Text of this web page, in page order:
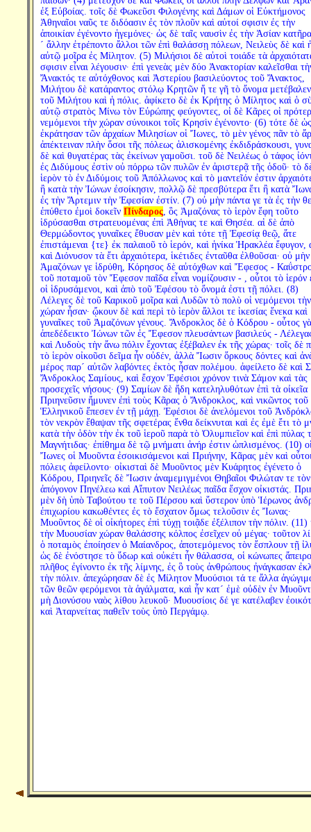
ἐξ Εὐβοίας. τοῖς δὲ Φωκεῦσι Φιλογένης καὶ Δάμων οἱ Εὐκτήμονος
Ἀθηναῖοι ναῦς τε διδόασιν ἐς τὸν πλοῦν καὶ αὐτοί σφισιν ἐς τὴν
ἀποικίαν ἐγένοντο ἡγεμόνες· ὡς δὲ ταῖς ναυσὶν ἐς τὴν Ἀσίαν
´ ἄλλην ἐτρέποντο ἄλλοι τῶν ἐπὶ θαλάσσῃ πόλεων, Νειλεὺς δὲ καὶ
αὐτῷ μοῖρα ἐς Μίλητον. (5) Μιλήσιοι δὲ αὐτοὶ τοιάδε τὰ
σφισιν εἶναι λέγουσιν· ἐπὶ γενεὰς μὲν δύο Ἀνακτορίαν καλεῖσθαι
Ἄνακτός τε αὐτόχθονος καὶ Ἀστερίου βασιλεύοντος τοῦ Ἄνακτος,
Μιλήτου δὲ κατάραντος στόλῳ Κρητῶν ἥ τε γῆ τὸ ὄνομα
τοῦ Μιλήτου καὶ ἡ πόλις. ἀφίκετο δὲ ἐκ Κρήτης ὁ Μίλητος καὶ ὁ
αὐτῷ στρατὸς Μίνω τὸν Εὐρώπης φεύγοντες, οἱ δὲ Κᾶρες οἱ
νεμόμενοι τὴν χώραν σύνοικοι τοῖς Κρησὶν ἐγένοντο· (6) τότε δὲ ὡς
ἐκράτησαν τῶν ἀρχαίων Μιλησίων οἱ Ἴωνες, τὸ μὲν γένος πᾶν τὸ
ἀπέκτειναν πλὴν ὅσοι τῆς πόλεως ἁλισκομένης ἐκδιδράσκουσι,
δὲ καὶ θυγατέρας τὰς ἐκείνων γαμοῦσι. τοῦ δὲ Νειλέως ὁ τάφος
ἐς Διδύμους ἐστὶν οὐ πόρρω τῶν πυλῶν ἐν ἀριστερᾷ τῆς ὁδοῦ· τὸ
ἱερὸν τὸ ἐν Διδύμοις τοῦ Ἀπόλλωνος καὶ τὸ μαντεῖόν ἐστιν
ἢ κατὰ τὴν Ἰώνων ἐσοίκησιν, πολλῷ δὲ πρεσβύτερα ἔτι ἢ κατὰ
ἐς τὴν Ἄρτεμιν τὴν Ἐφεσίαν ἐστίν. (7) οὐ μὴν πάντα γε τὰ ἐς τὴν
ἐπύθετο ἐμοὶ δοκεῖν Πίνδαρος, ὃς Ἀμαζόνας τὸ ἱερὸν ἔφη τοῦτο
ἱδρύσασθαι στρατευομένας ἐπὶ Ἀθήνας τε καὶ Θησέα. αἱ δὲ ἀπὸ
Θερμώδοντος γυναῖκες ἔθυσαν μὲν καὶ τότε τῇ Ἐφεσίᾳ θεῷ, ἅτε
ἐπιστάμεναι {τε} ἐκ παλαιοῦ τὸ ἱερόν, καὶ ἡνίκα Ἡρακλέα ἔφυγον,
καὶ Διόνυσον τὰ ἔτι ἀρχαιότερα, ἱκέτιδες ἐνταῦθα ἐλθοῦσαι· οὐ
Ἀμαζόνων γε ἱδρύθη, Κόρησος δὲ αὐτόχθων καὶ Ἔφεσος -
τοῦ ποταμοῦ τὸν Ἔφεσον παῖδα εἶναι νομίζουσιν - , οὗτοι τὸ ἱερόν
οἱ ἱδρυσάμενοι, καὶ ἀπὸ τοῦ Ἐφέσου τὸ ὄνομά ἐστι τῇ πόλει. (8)
Λέλεγες δὲ τοῦ Καρικοῦ μοῖρα καὶ Λυδῶν τὸ πολὺ οἱ νεμόμενοι τὴν
χώραν ἦσαν· ᾤκουν δὲ καὶ περὶ τὸ ἱερὸν ἄλλοι τε ἱκεσίας ἕνεκα καὶ
γυναῖκες τοῦ Ἀμαζόνων γένους. Ἄνδροκλος δὲ ὁ Κόδρου - οὗτος
ἀπεδέδεικτο Ἰώνων τῶν ἐς Ἔφεσον πλευσάντων βασιλεύς -
καὶ Λυδοὺς τὴν ἄνω πόλιν ἔχοντας ἐξέβαλεν ἐκ τῆς χώρας· τοῖς δὲ
τὸ ἱερὸν οἰκοῦσι δεῖμα ἦν οὐδέν, ἀλλὰ Ἴωσιν ὅρκους δόντες καὶ
μέρος παρ´ αὐτῶν λαβόντες ἐκτὸς ἦσαν πολέμου. ἀφείλετο δὲ καὶ
Ἄνδροκλος Σαμίους, καὶ ἔσχον Ἐφέσιοι χρόνον τινὰ Σάμον καὶ τὰς
προσεχεῖς νήσους· (9) Σαμίων δὲ ἤδη κατεληλυθότων ἐπὶ τὰ οἰκεῖα
Πριηνεῦσιν ἤμυνεν ἐπὶ τοὺς Κᾶρας ὁ Ἄνδροκλος, καὶ νικῶντος τοῦ
Ἑλληνικοῦ ἔπεσεν ἐν τῇ μάχῃ. Ἐφέσιοι δὲ ἀνελόμενοι τοῦ
τὸν νεκρὸν ἔθαψαν τῆς σφετέρας ἔνθα δείκνυται καὶ ἐς ἐμὲ ἔτι τὸ
κατὰ τὴν ὁδὸν τὴν ἐκ τοῦ ἱεροῦ παρὰ τὸ Ὀλυμπιεῖον καὶ ἐπὶ πύλας
Μαγνήτιδας· ἐπίθημα δὲ τῷ μνήματι ἀνήρ ἐστιν ὡπλισμένος. (10)
Ἴωνες οἱ Μυοῦντα ἐσοικισάμενοι καὶ Πριήνην, Κᾶρας μὲν καὶ
πόλεις ἀφείλοντο· οἰκισταὶ δὲ Μυοῦντος μὲν Κυάρητος ἐγένετο ὁ
Κόδρου, Πριηνεῖς δὲ Ἴωσιν ἀναμεμιγμένοι Θηβαῖοι Φιλώταν τε τὸν
ἀπόγονον Πηνέλεω καὶ Αἴπυτον Νειλέως παῖδα ἔσχον οἰκιστάς.
μὲν δὴ ὑπὸ Ταβούτου τε τοῦ Πέρσου καὶ ὕστερον ὑπὸ Ἱέρωνος
ἐπιχωρίου κακωθέντες ἐς τὸ ἔσχατον ὅμως τελοῦσιν ἐς Ἴωνας·
Μυοῦντος δὲ οἱ οἰκήτορες ἐπὶ τύχῃ τοιᾷδε ἐξέλιπον τὴν πόλιν. (11)
τὴν Μυουσίαν χώραν θαλάσσης κόλπος ἐσεῖχεν οὐ μέγας· τοῦτον
ὁ ποταμὸς ἐποίησεν ὁ Μαίανδρος, ἀποτεμόμενος τὸν ἔσπλουν τῇ
ὡς δὲ ἐνόστησε τὸ ὕδωρ καὶ οὐκέτι ἦν θάλασσα, οἱ κώνωπες
πλῆθος ἐγίνοντο ἐκ τῆς λίμνης, ἐς ὃ τοὺς ἀνθρώπους ἠνάγκασαν
τὴν πόλιν. ἀπεχώρησαν δὲ ἐς Μίλητον Μυούσιοι τά τε ἄλλα
τῶν θεῶν φερόμενοι τὰ ἀγάλματα, καὶ ἦν κατ´ ἐμὲ οὐδὲν ἐν
μὴ Διονύσου ναὸς λίθου λευκοῦ· Μυουσίοις δέ γε κατέλαβεν
καὶ Ἀταρνείτας παθεῖν τοὺς ὑπὸ Περγάμῳ.